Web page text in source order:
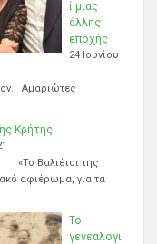
ί μιας
άλλης
εποχής
24 Ιουνίου
Αμαριώτες
Κρήτης.
της
αφιέρωμα, για τα
Το
γενεαλογι